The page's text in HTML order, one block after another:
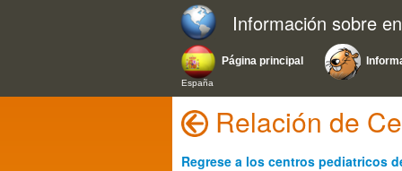
Información sobre
Página principal
España
Relación de
Regrese a los centros pediatricos